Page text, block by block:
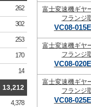
262
302
253
170
14
13,212
4,378
富士変速機ギヤ
フランジ
VC08-
富士変速機ギヤ
フランジ
VC08-
富士変速機ギヤ
フランジ
VC08-